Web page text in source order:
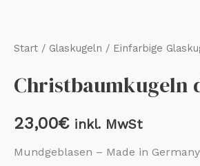
Start / Glaskugeln / Einfarbige
Christbaumkugeln
23,00€ inkl. MwSt
Mundgeblasen – Made in Germany
matt
cm